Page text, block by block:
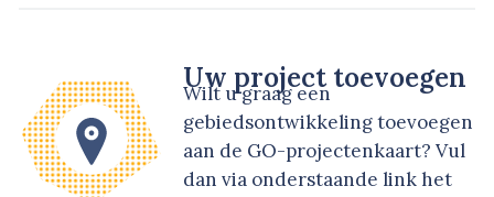
Uw project toevoegen
Wilt u graag een
gebiedsontwikkeling toevoegen
aan de GO-projectenkaart? Vul
dan via onderstaande link het